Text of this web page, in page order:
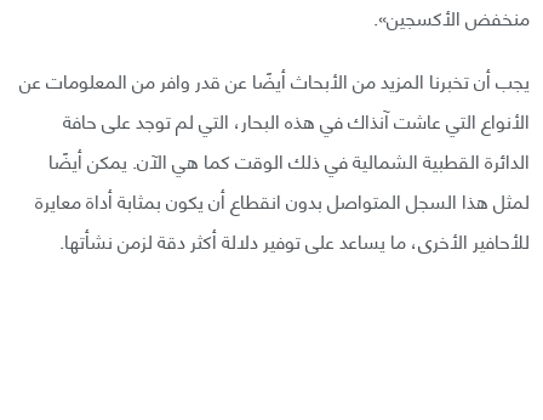
منخفض الأكسجين».
يجب أن تخبرنا المزيد من الأبحاث أيضًا عن قدر وافر من المعلومات عن
الأنواع التي عاشت آنذاك في هذه البحار، التي لم توجد على حافة
الدائرة القطبية الشمالية في ذلك الوقت كما هي الآن. يمكن أيضًا
لمثل هذا السجل المتواصل بدون انقطاع أن يكون بمثابة أداة معايرة
للأحافير الأخرى، ما يساعد على توفير دلالة أكثر دقة لزمن نشأتها.